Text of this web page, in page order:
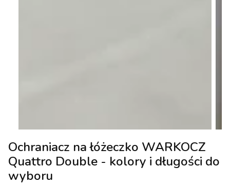
Ochraniacz na łóżeczko WARKOCZ
Quattro Double - kolory i długości do
wyboru